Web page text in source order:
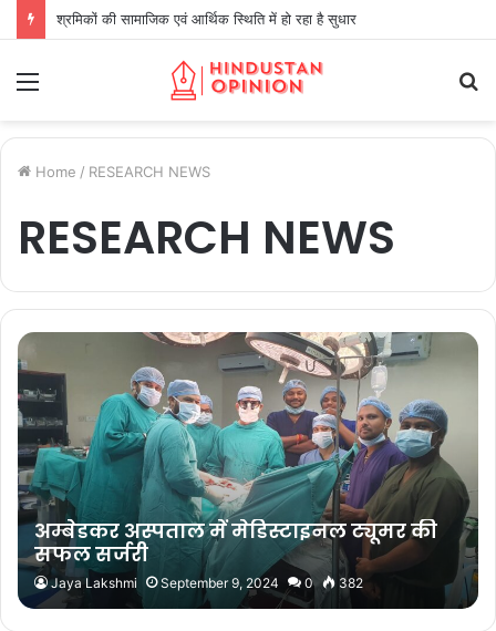
श्रमिकों की सामाजिक एवं आर्थिक स्थिति में हो रहा है सुधार
Home / RESEARCH NEWS
RESEARCH NEWS
अम्बेडकर अस्पताल में मेडिस्टाइनल ट्यूमर की
सफल सर्जरी
Jaya Lakshmi September 9, 2024 0 382